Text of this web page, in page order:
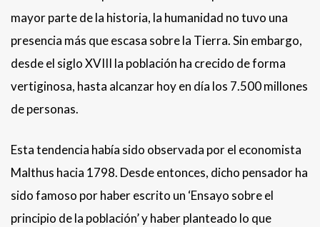
mayor parte de la historia, la humanidad no tuvo una
presencia más que escasa sobre la Tierra. Sin embargo,
desde el siglo XVIII la población ha crecido de forma
vertiginosa, hasta alcanzar hoy en día los 7.500 millones
de personas.
Esta tendencia había sido observada por el economista
Malthus hacia 1798. Desde entonces, dicho pensador ha
sido famoso por haber escrito un ‘Ensayo sobre el
principio de la población’ y haber planteado lo que